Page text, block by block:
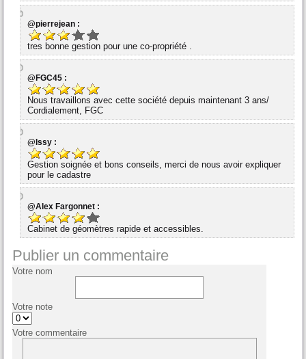
@pierrejean :
tres bonne gestion pour une co-propriété .
@FGC45 :
Nous travaillons avec cette société depuis maintenant 3 ans/
Cordialement, FGC
@Issy :
Gestion soignée et bons conseils, merci de nous avoir expliquer
pour le cadastre
@Alex Fargonnet :
Cabinet de géomètres rapide et accessibles.
Publier un commentaire
Votre nom
Votre note
Votre commentaire